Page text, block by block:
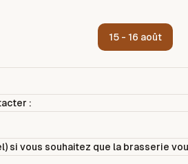
15 - 16 août
:
si vous souhaitez que la brasserie